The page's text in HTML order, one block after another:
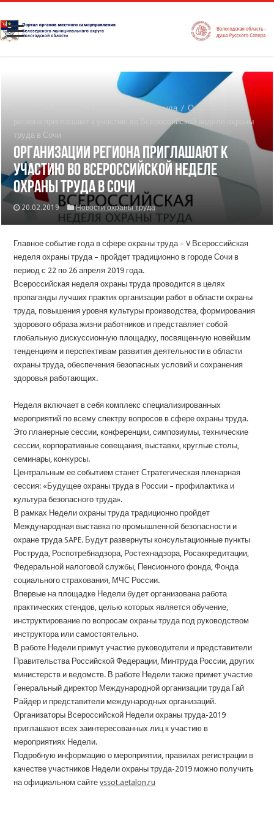
Новости охраны труда / Организации
региона приглашают к участию во Всероссийской неделе охраны
труда в Сочи
Организации региона приглашают к
участию во Всероссийской неделе
охраны труда в Сочи
20.02.2019 Новости охраны труда
Главное событие года в сфере охраны труда – V Всероссийская
неделя охраны труда – пройдет традиционно в городе Сочи в
период с 22 по 26 апреля 2019 года.
Всероссийская неделя охраны труда проводится в целях
пропаганды лучших практик организации работ в области охраны
труда, повышения уровня культуры производства, формирования
здорового образа жизни работников и представляет собой
глобальную дискуссионную площадку, посвященную новейшим
тенденциям и перспективам развития деятельности в области
охраны труда, обеспечения безопасных условий и сохранения
здоровья работающих.
Неделя включает в себя комплекс специализированных
мероприятий по всему спектру вопросов в сфере охраны труда.
Это планерные сессии, конференции, симпозиумы, технические
сессии, корпоративные совещания, выставки, круглые столы,
семинары, конкурсы.
Центральным ее событием станет Стратегическая пленарная
сессия: «Будущее охраны труда в России – профилактика и
культура безопасного труда».
В рамках Недели охраны труда традиционно пройдет
Международная выставка по промышленной безопасности и
охране труда SAPE. Будут развернуты консультационные пункты
Роструда, Роспотребнадзора, Ростехнадзора, Росаккредитации,
Федеральной налоговой службы, Пенсионного фонда, Фонда
социального страхования, МЧС России.
Впервые на площадке Недели будет организована работа
практических стендов, целью которых является обучение,
инструктирование по вопросам охраны труда под руководством
инструктора или самостоятельно.
В работе Недели примут участие руководители и представители
Правительства Российской Федерации, Минтруда России, других
министерств и ведомств. В работе Недели также примет участие
Генеральный директор Международной организации труда Гай
Райдер и представители международных организаций.
Организаторы Всероссийской Недели охраны труда-2019
приглашают всех заинтересованных лиц к участию в
мероприятиях Недели.
Подробную информацию о мероприятии, правилах регистрации в
качестве участников Недели охраны труда-2019 можно получить
на официальном сайтеvssot.aetalon.ru